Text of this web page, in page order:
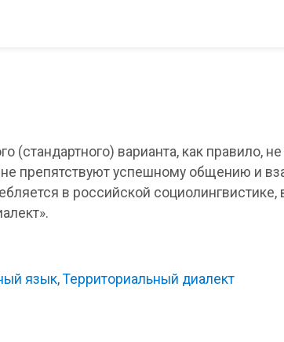
(стандартного) варианта, как правило,
препятствуют успешному общению и
в российской
язык, Территориальный диалект